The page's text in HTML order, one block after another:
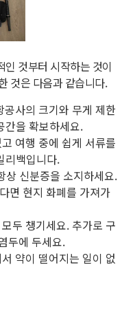
것부터 시작하는 것이
것은 다음과 같습니다.
사의 크기와 무게 제한
간을 확보하세요.
여행 중에 쉽게 서류를
리백입니다.
상 신분증을 소지하세요.
면 현지 화폐를 가져가
두 챙기세요. 추가로 구
두에 두세요.
약이 떨어지는 일이 없